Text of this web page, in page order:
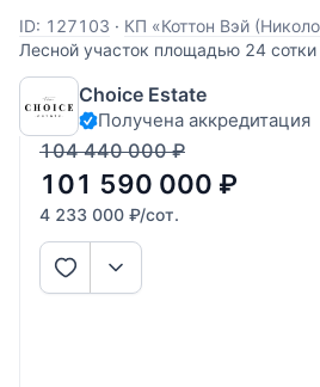
ID: 127103 · КП «Коттон Вэй
Лесной участок площадью 24
коттеджного посёлка
тихое расположение в посёлке.
коммуникации проходят по границе
поселок «Коттон Вэй» расположен
Choice Estate
Получена аккредитация
104 440 000 ₽
101 590 000 ₽
4 233 000 ₽/сот.